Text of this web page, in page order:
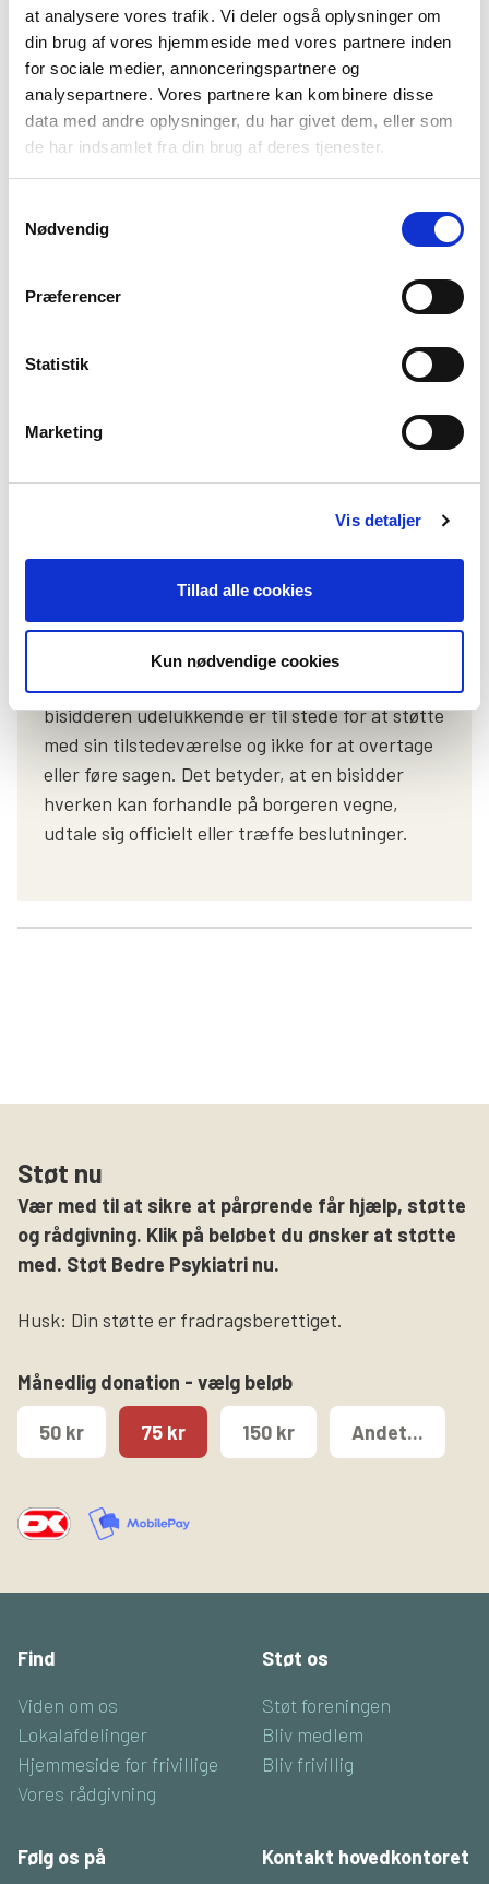
at analysere vores trafik. Vi deler også oplysninger om
din brug af vores hjemmeside med vores partnere inden
for sociale medier, annonceringspartnere og
analysepartnere. Vores partnere kan kombinere disse
data med andre oplysninger, du har givet dem, eller som
de har indsamlet fra din brug af deres tjenester.
Nødvendig
Præferencer
Statistik
Marketing
Vis detaljer
Tillad alle cookies
Kun nødvendige cookies
Partsrepræsentation betyder, at en person –
typisk en professionel, en pårørende eller en
frivillig – repræsenterer en borger i en sag over
for en offentlig myndighed. Repræsentanten
handler og taler på vegne af borgeren, som en
form for talerør, særligt når borgeren har svært
vigtig funktion, som skal sikre borgerens
rettigheder, medindflydelse og retssikkerhed i
samtidig en rolle, der stiller store krav til
etik, tydelig kommunikation og forståelse for
regulerer det område partsrepræsentationen
retssikkerhedsloven, serviceloven og
hjælpe, men taler ikke på vegne af
borgeren, medmindre det er aftalt.
Det er en specifik og begrænset rolle, idet
bisidderen udelukkende er til stede for at støtte
med sin tilstedeværelse og ikke for at overtage
eller føre sagen. Det betyder, at en bisidder
hverken kan forhandle på borgeren vegne,
udtale sig officielt eller træffe beslutninger.
Støt nu
Vær med til at sikre at pårørende får hjælp, støtte
og rådgivning. Klik på beløbet du ønsker at støtte
med. Støt Bedre Psykiatri nu.
Husk: Din støtte er fradragsberettiget.
Månedlig donation - vælg beløb
50 kr 75 kr 150 kr Andet...
Find
Viden om os
Lokalafdelinger
Hjemmeside for frivillige
Vores rådgivning
Støt os
Støt foreningen
Bliv medlem
Bliv frivillig
Følg os på Kontakt hovedkontoret